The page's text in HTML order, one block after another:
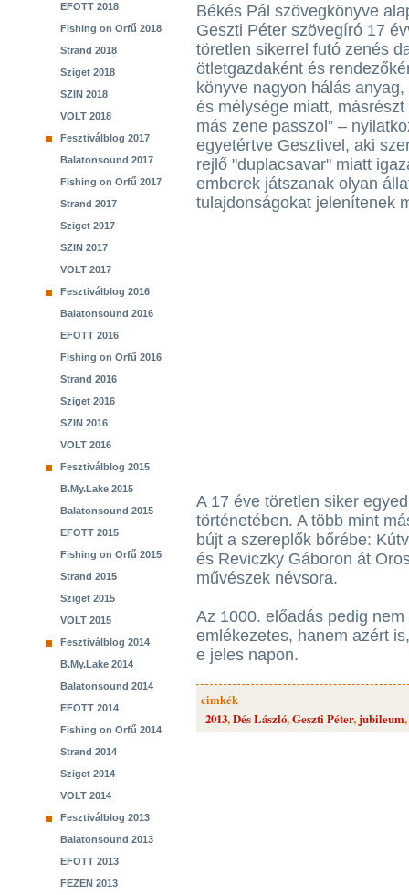
EFOTT 2018
Fishing on Orfű 2018
Strand 2018
Sziget 2018
SZIN 2018
VOLT 2018
Fesztiválblog 2017
Balatonsound 2017
Fishing on Orfű 2017
Strand 2017
Sziget 2017
SZIN 2017
VOLT 2017
Fesztiválblog 2016
Balatonsound 2016
EFOTT 2016
Fishing on Orfű 2016
Strand 2016
Sziget 2016
SZIN 2016
VOLT 2016
Fesztiválblog 2015
B.My.Lake 2015
Balatonsound 2015
EFOTT 2015
Fishing on Orfű 2015
Strand 2015
Sziget 2015
VOLT 2015
Fesztiválblog 2014
B.My.Lake 2014
Balatonsound 2014
EFOTT 2014
Fishing on Orfű 2014
Strand 2014
Sziget 2014
VOLT 2014
Fesztiválblog 2013
Balatonsound 2013
EFOTT 2013
FEZEN 2013
Békés Pál szövegkönyve
Geszti Péter szövegíró 17
töretlen sikerrel futó zenés
ötletgazdaként és
könyve nagyon hálás
és mélysége miatt,
más zene passzol” –
egyetértve Gesztivel, aki
rejlő "duplacsavar" miatt
emberek játszanak olyan
tulajdonságokat jelenítenek
A 17 éve töretlen siker
történetében. A több mint
bújt a szereplők bőrébe:
és Reviczky Gáboron át
művészek névsora.
Az 1000. előadás pedig
emlékezetes, hanem azért
e jeles napon.
cimkék
2013,Dés László,Geszti Péter, jubileum,